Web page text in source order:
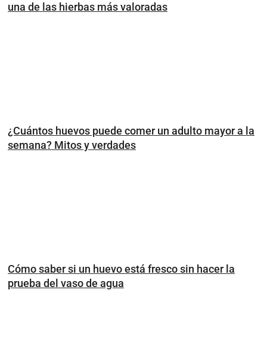
una de las hierbas más valoradas
¿Cuántos huevos puede comer un adulto mayor a la
semana? Mitos y verdades
Cómo saber si un huevo está fresco sin hacer la
prueba del vaso de agua